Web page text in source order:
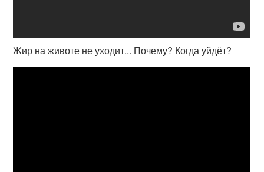
Жир на животе не уходит... Почему? Когда уйдёт?